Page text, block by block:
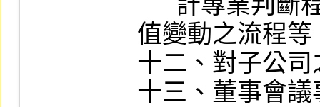
值變動之流程等
十二、對子公
十三、董事會